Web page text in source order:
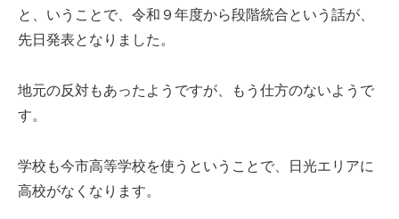
と、いうことで、令和９年度から段階統合という話が、
先日発表となりました。
地元の反対もあったようですが、もう仕方のないようで
す。
学校も今市高等学校を使うということで、日光エリアに
高校がなくなります。